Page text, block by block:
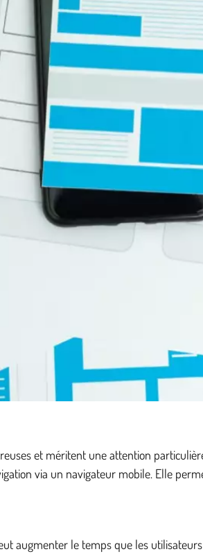
et méritent une attention
via un navigateur mobile. Elle
augmenter le temps que les